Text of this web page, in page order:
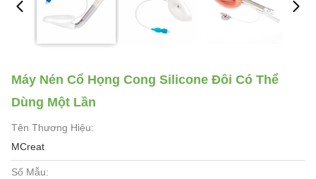
Máy Nén Cổ Họng Cong Silicone Đôi Có Thể
Dùng Một Lần
Tên Thương Hiệu:
MCreat
Số Mẫu: